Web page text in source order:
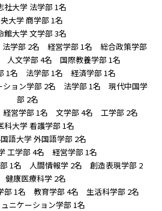
社大学 法学部 1名
大学 商学部 1名
館大学 文学部 3名
学部 2名 経営学部 1名 総合政策学部
文学部 4名 国際教養学部 1名
1名 法学部 1名 経済学部 1名
ション学部 2名 法学部 1名 現代中国学
部 2名
営学部 1名 文学部 4名 工学部 2名
科大学 看護学部 1名
語大学 外国語学部 2名
工学部 4名 経営学部 1名
部 1名 人間情報学 2名 創造表現学部 2
康医療科学 2名
部 1名 教育学部 4名 生活科学部 2名
ニケーション学部 1名